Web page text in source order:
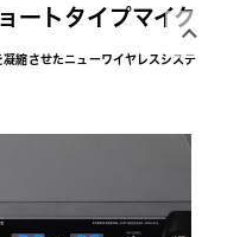
ートタイプマイク
縮させたニューワイヤレスシステ